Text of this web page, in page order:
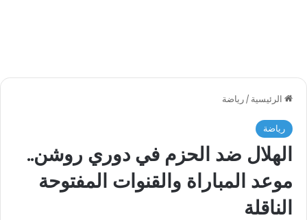
الرئيسية / رياضة
رياضة
الهلال ضد الحزم في دوري روشن..
موعد المباراة والقنوات المفتوحة
الناقلة